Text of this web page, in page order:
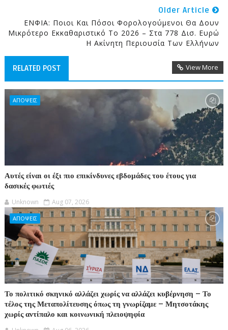
Older Article
ΕΝΦΙΑ: Ποιοι Και Πόσοι Φορολογούμενοι Θα Δουν
Μικρότερο Εκκαθαριστικό Το 2026 – Στα 778 Δισ. Ευρώ
Η Ακίνητη Περιουσία Των Ελλήνων
RELATED POST View More
ΑΠΟΨΕΙΣ
Αυτές είναι οι έξι πιο επικίνδυνες εβδομάδες του έτους για
δασικές φωτιές
Unknown Aug 07, 2026
ΑΠΟΨΕΙΣ
Το πολιτικό σκηνικό αλλάζει χωρίς να αλλάζει κυβέρνηση – Το
τέλος της Μεταπολίτευσης όπως τη γνωρίζαμε – Μητσοτάκης
χωρίς αντίπαλο και κοινωνική πλειοψηφία